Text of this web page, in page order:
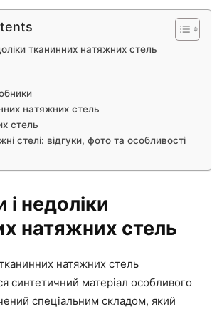
тканинних натяжних стель
натяжних стель
стель
стелі: відгуки, фото та особливості
недоліки
натяжних стель
натяжних стель
синтетичний матеріал особливого
спеціальним складом, який